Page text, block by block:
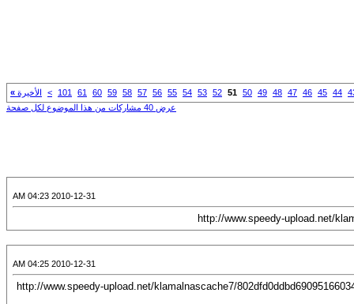
44
45
46
47
48
49
50
51
52
53
54
55
56
57
58
59
60
61
101
> الأخيرة »
عرض 40 مشاركات من هذا الموضوع لكل صفحة
2010-12-31 04:23 AM
2010-12-31 04:25 AM
[CENTER][URL="http://www.ansarsunna.com/b1466/"][IMG]http://www.speedy-upload.net/klamalnascache7/